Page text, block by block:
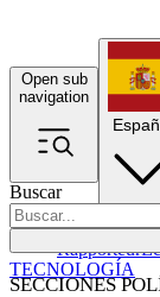
Open sub
navigation
Buscar
SECCIONES
Rapporteur
TECNOLOGÍA